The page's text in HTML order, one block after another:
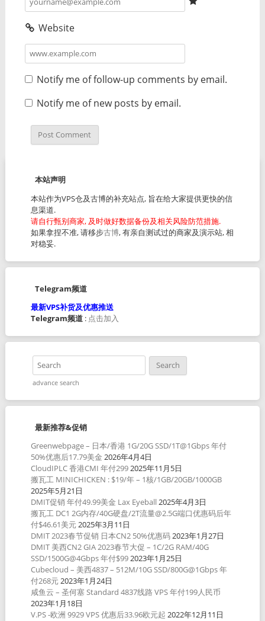
Website
Notify me of follow-up comments by email.
Notify me of new posts by email.
本站声明
本站作为VPS仓及古博的补充站点, 旨在给大家提供更快的信
息渠道.
请自行甄别商家, 及时做好数据备份及相关风险防范措施.
如果拿捏不准, 请移步古博, 有亲自测试过的商家及演示站, 相
对稳妥.
Telegram频道
最新VPS补货及优惠推送
Telegram频道: 点击加入
advance search
最新推荐&促销
Greenwebpage – 日本/香港 1G/20G SSD/1T@1Gbps 年付
50%优惠后17.79美金 2026年4月4日
CloudIPLC 香港CMI 年付2992025年11月5日
搬瓦工 MINICHICKEN : $19/年 – 1核/1GB/20GB/1000GB
2025年5月21日
DMIT促销 年付49.99美金 Lax Eyeball 2025年4月3日
搬瓦工 DC1 2G内存/40G硬盘/2T流量@2.5G端口优惠码后年
付$46.61美元2025年3月11日
DMIT 2023春节促销 日本CN2 50%优惠码2023年1月27日
DMIT 美西CN2 GIA 2023春节大促 – 1C/2G RAM/40G
SSD/1500G@4Gbps 年付$992023年1月25日
Cubecloud – 美西4837 – 512M/10G SSD/800G@1Gbps 年
付268元2023年1月24日
咸鱼云 – 圣何塞 Standard 4837线路 VPS 年付199人民币
2023年1月18日
V.PS -欧洲 9929 VPS 优惠后33.96欧元起 2022年12月11日